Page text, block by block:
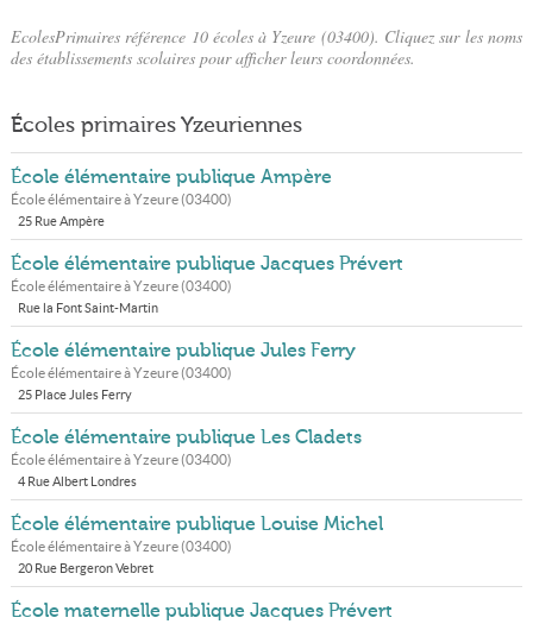
EcolesPrimaires référence 10 écoles à Yzeure (03400). Cliquez sur les noms
des établissements scolaires pour afficher leurs coordonnées.
Écoles primaires Yzeuriennes
École élémentaire publique Ampère
École élémentaire àYzeure(03400)
25 Rue Ampère
École élémentaire publique Jacques Prévert
École élémentaire àYzeure(03400)
Rue la Font Saint-Martin
École élémentaire publique Jules Ferry
École élémentaire àYzeure(03400)
25 Place Jules Ferry
École élémentaire publique Les Cladets
École élémentaire àYzeure(03400)
4 Rue Albert Londres
École élémentaire publique Louise Michel
École élémentaire àYzeure(03400)
20 Rue Bergeron Vebret
École maternelle publique Jacques Prévert